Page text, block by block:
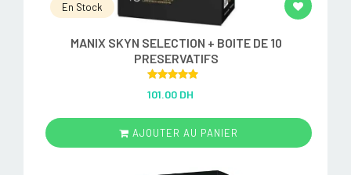
En Stock
MANIX SKYN SELECTION + BOITE DE 10
PRESERVATIFS
out of 5
101.00 DH
AJOUTER AU PANIER